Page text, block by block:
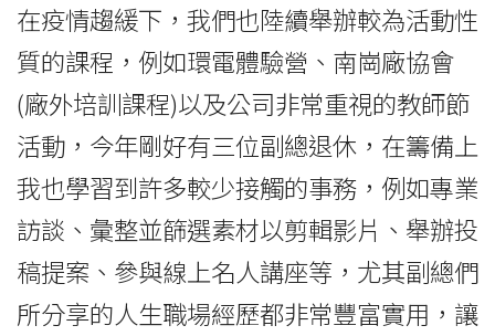
在疫情趨緩下，我們也陸續舉辦較為活動性
質的課程，例如環電體驗營、南崗廠協會
(廠外培訓課程)以及公司非常重視的教師節
活動，今年剛好有三位副總退休，在籌備上
我也學習到許多較少接觸的事務，例如專業
訪談、彙整並篩選素材以剪輯影片、舉辦投
稿提案、參與線上名人講座等，尤其副總們
所分享的人生職場經歷都非常豐富實用，讓